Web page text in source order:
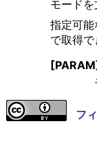
モードを
指定可
で取得で
フ